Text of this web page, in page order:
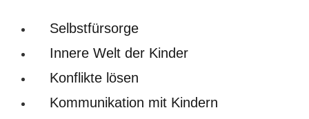
Selbstfürsorge
Innere Welt der Kinder
Konflikte lösen
Kommunikation mit Kindern